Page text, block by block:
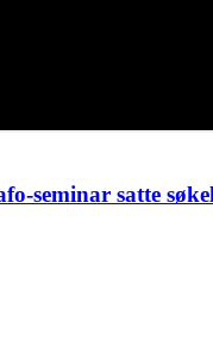
seminar satte